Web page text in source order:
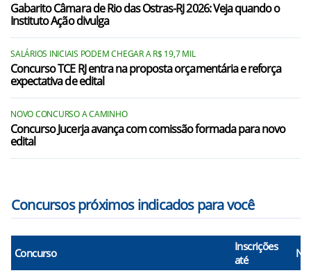
Gabarito Câmara de Rio das Ostras-RJ 2026: Veja quando o
Instituto Ação divulga
SALÁRIOS INICIAIS PODEM CHEGAR A R$ 19,7 MIL
Concurso TCE RJ entra na proposta orçamentária e reforça
expectativa de edital
NOVO CONCURSO A CAMINHO
Concurso Jucerja avança com comissão formada para novo
edital
Concursos próximos indicados para você
Concurso
Inscrições
até
N°